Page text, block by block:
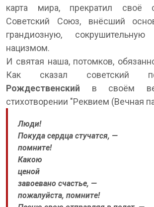
карта мира, прекратил своё
Советский Союз, внёсший
грандиозную,
нацизмом.
И святая наша, потомков,
Как сказал советский
Рождественский в своём
стихотворении "Реквием (Вечная
Люди!
Покуда сердца стучатся, —
помните!
Какою
ценой
завоевано счастье, —
пожалуйста, помните!